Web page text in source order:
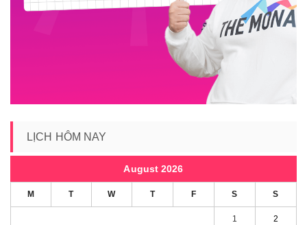
LỊCH HÔM NAY
August 2026
M T W T F S S
1 2